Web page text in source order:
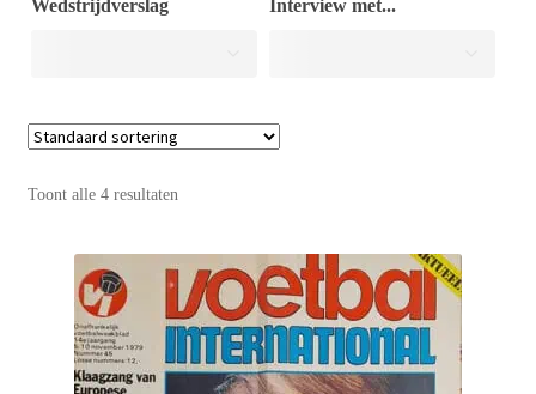
Wedstrijdverslag Interview met...
Toont alle 4 resultaten